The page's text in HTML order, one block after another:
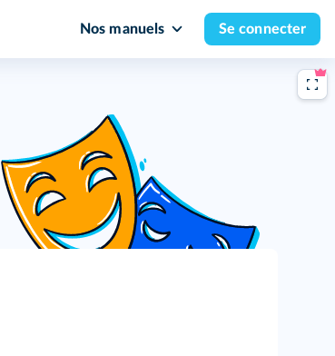
Nos manuels Se connecter